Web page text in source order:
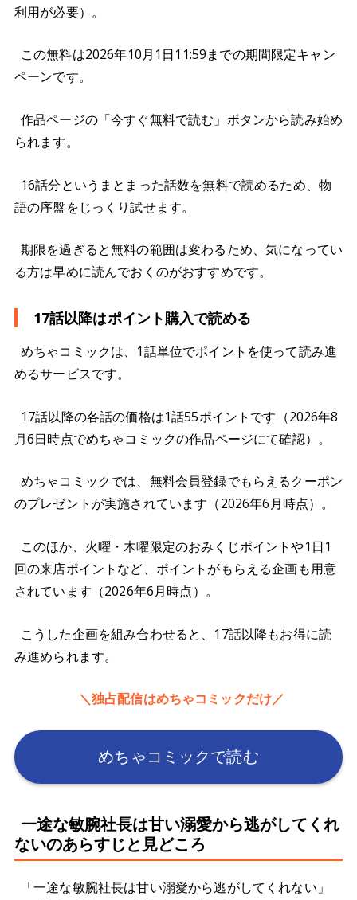
利用が必要）。
この無料は2026年10月1日11:59までの期間限定キャン
ペーンです。
作品ページの「今すぐ無料で読む」ボタンから読み始め
られます。
16話分というまとまった話数を無料で読めるため、物
語の序盤をじっくり試せます。
期限を過ぎると無料の範囲は変わるため、気になってい
る方は早めに読んでおくのがおすすめです。
17話以降はポイント購入で読める
めちゃコミックは、1話単位でポイントを使って読み進
めるサービスです。
17話以降の各話の価格は1話55ポイントです（2026年8
月6日時点でめちゃコミックの作品ページにて確認）。
めちゃコミックでは、無料会員登録でもらえるクーポン
のプレゼントが実施されています（2026年6月時点）。
このほか、火曜・木曜限定のおみくじポイントや1日1
回の来店ポイントなど、ポイントがもらえる企画も用意
されています（2026年6月時点）。
こうした企画を組み合わせると、17話以降もお得に読
み進められます。
＼独占配信はめちゃコミックだけ／
めちゃコミックで読む
一途な敏腕社長は甘い溺愛から逃がしてくれ
ないのあらすじと見どころ
「一途な敏腕社長は甘い溺愛から逃がしてくれない」